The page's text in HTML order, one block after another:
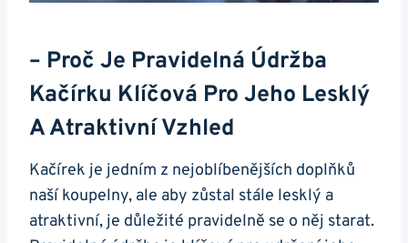
– Proč ⁤je Pravidelná Údržba
Kačírku Klíčová Pro Jeho Lesklý
A Atraktivní Vzhled
Kačírek je jedním​ z nejoblíbenějších​ doplňků
naší koupelny,‍ ale aby zůstal stále lesklý a
atraktivní, je důležité pravidelně‍ se o něj ⁢starat.